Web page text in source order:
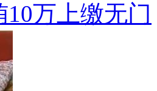
万上缴无门